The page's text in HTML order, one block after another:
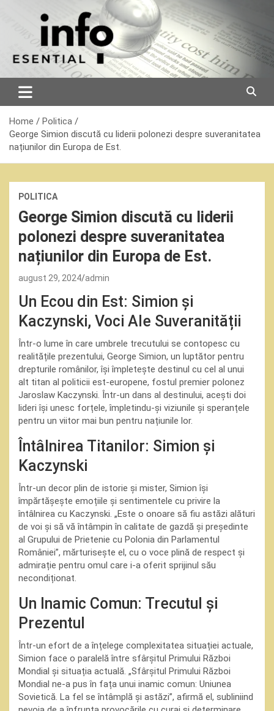
Home
Politica
George Simion discută cu liderii polonezi despre suveranitatea
națiunilor din Europa de Est.
POLITICA
George Simion discută cu liderii
polonezi despre suveranitatea
națiunilor din Europa de Est.
august 29, 2024 admin
Un Ecou din Est: Simion și
Kaczynski, Voci Ale Suveranității
Într-o lume în care umbrele trecutului se contopesc cu
realitățile prezentului, George Simion, un luptător pentru
drepturile românilor, își împletește destinul cu cel al unui
alt titan al politicii est-europene, fostul premier polonez
Jaroslaw Kaczynski. Într-un dans al destinului, acești doi
lideri își unesc forțele, împletindu-și viziunile și speranțele
pentru un viitor mai bun pentru națiunile lor.
Întâlnirea Titanilor: Simion și
Kaczynski
Într-un decor plin de istorie și mister, Simion își
împărtășește emoțiile și sentimentele cu privire la
întâlnirea cu Kaczynski. „Este o onoare să fiu astăzi alături
de voi și să vă întâmpin în calitate de gazdă și președinte
al Grupului de Prietenie cu Polonia din Parlamentul
României”, mărturisește el, cu o voce plină de respect și
admirație pentru omul care i-a oferit sprijinul său
necondiționat.
Un Inamic Comun: Trecutul și
Prezentul
Într-un efort de a înțelege complexitatea situației actuale,
Simion face o paralelă între sfârșitul Primului Război
Mondial și situația actuală. „Sfârșitul Primului Război
Mondial ne-a pus în fața unui inamic comun: Uniunea
Sovietică. La fel se întâmplă și astăzi”, afirmă el, subliniind